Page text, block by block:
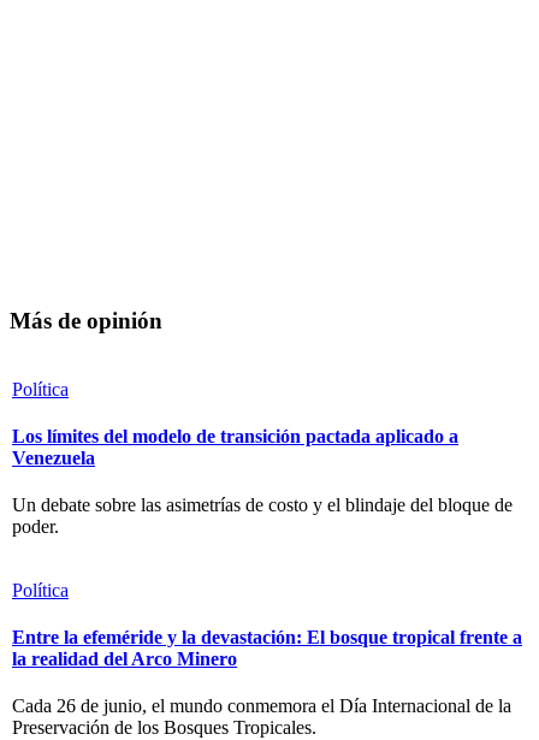
Más de opinión
Política
Los límites del modelo de transición pactada aplicado a
Venezuela
Un debate sobre las asimetrías de costo y el blindaje del bloque de
poder.
Política
Entre la efeméride y la devastación: El bosque tropical frente a
la realidad del Arco Minero
Cada 26 de junio, el mundo conmemora el Día Internacional de la
Preservación de los Bosques Tropicales.